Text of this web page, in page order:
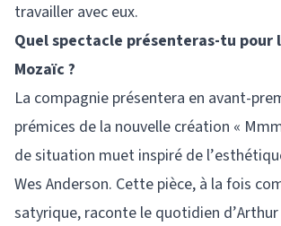
travailler avec eux.
Quel spectacle présenteras-tu pour
Mozaïc ?
La compagnie présentera en avant-
prémices de la nouvelle création «
de situation muet inspiré de
Wes Anderson. Cette pièce, à la fois
satyrique, raconte le quotidien d’Arthur